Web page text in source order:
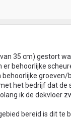
35 cm) gestort
behoorlijke
groeven/
het bedrijf dat
ik de dekvloer
bereid is dit te